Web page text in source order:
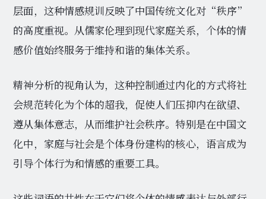
层面，这种情感规训反映了中国传统文化对“秩序”
的高度重视。从儒家伦理到现代家庭关系，个体的情
感价值始终服务于维持和谐的集体关系。
精神分析的视角认为，这种控制通过内化的方式将社
会规范转化为个体的超我，促使人们压抑内在欲望、
遵从集体意志，从而维护社会秩序。特别是在中国文
化中，家庭与社会是个体身份建构的核心，语言成为
引导个体行为和情感的重要工具。